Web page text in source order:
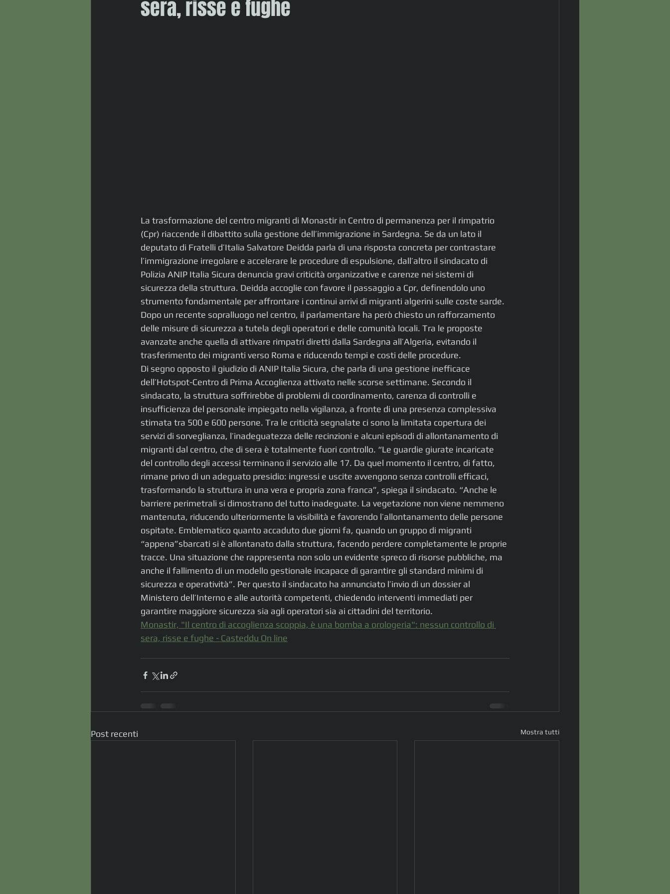
sera, risse e fughe
La trasformazione del centro migranti di Monastir in Centro di permanenza per il rimpatrio
(Cpr) riaccende il dibattito sulla gestione dell’immigrazione in Sardegna. Se da un lato il
deputato di Fratelli d’Italia Salvatore Deidda parla di una risposta concreta per contrastare
l’immigrazione irregolare e accelerare le procedure di espulsione, dall’altro il sindacato di
Polizia ANIP Italia Sicura denuncia gravi criticità organizzative e carenze nei sistemi di
sicurezza della struttura. Deidda accoglie con favore il passaggio a Cpr, definendolo uno
strumento fondamentale per affrontare i continui arrivi di migranti algerini sulle coste sarde.
Dopo un recente sopralluogo nel centro, il parlamentare ha però chiesto un rafforzamento
delle misure di sicurezza a tutela degli operatori e delle comunità locali. Tra le proposte
avanzate anche quella di attivare rimpatri diretti dalla Sardegna all’Algeria, evitando il
trasferimento dei migranti verso Roma e riducendo tempi e costi delle procedure.
Di segno opposto il giudizio di ANIP Italia Sicura, che parla di una gestione inefficace
dell’Hotspot-Centro di Prima Accoglienza attivato nelle scorse settimane. Secondo il
sindacato, la struttura soffrirebbe di problemi di coordinamento, carenza di controlli e
insufficienza del personale impiegato nella vigilanza, a fronte di una presenza complessiva
stimata tra 500 e 600 persone. Tra le criticità segnalate ci sono la limitata copertura dei
servizi di sorveglianza, l’inadeguatezza delle recinzioni e alcuni episodi di allontanamento di
migranti dal centro, che di sera è totalmente fuori controllo. “Le guardie giurate incaricate
del controllo degli accessi terminano il servizio alle 17. Da quel momento il centro, di fatto,
rimane privo di un adeguato presidio: ingressi e uscite avvengono senza controlli efficaci,
trasformando la struttura in una vera e propria zona franca”, spiega il sindacato. “Anche le
barriere perimetrali si dimostrano del tutto inadeguate. La vegetazione non viene nemmeno
mantenuta, riducendo ulteriormente la visibilità e favorendo l’allontanamento delle persone
ospitate. Emblematico quanto accaduto due giorni fa, quando un gruppo di migranti
“appena”sbarcati si è allontanato dalla struttura, facendo perdere completamente le proprie
tracce. Una situazione che rappresenta non solo un evidente spreco di risorse pubbliche, ma
anche il fallimento di un modello gestionale incapace di garantire gli standard minimi di
sicurezza e operatività”. Per questo il sindacato ha annunciato l’invio di un dossier al
Ministero dell’Interno e alle autorità competenti, chiedendo interventi immediati per
garantire maggiore sicurezza sia agli operatori sia ai cittadini del territorio.
Monastir, "Il centro di accoglienza scoppia, è una bomba a orologeria": nessun controllo di
sera, risse e fughe - Casteddu On line
Post recenti Mostra tutti